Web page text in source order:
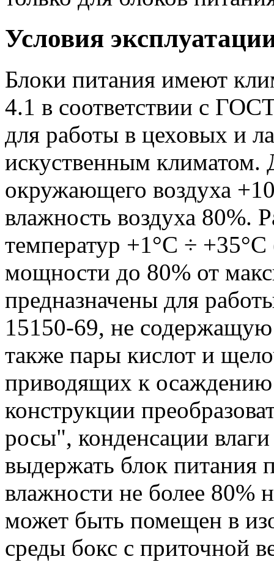
Условия
Блоки питания имеют
4.1 в соответствии с
для работы в цеховых и
искуственным климатом.
окружающего воздуха
влажность воздуха 80%.
температур +1°С ÷
мощности до 80% от
предназначены для
15150-69, не
также пары кислот и
приводящих к осаждению
конструкции
росы", конденсации
выдержать блок питания
влажности не более 80%
может быть помещен в
среды бокс с приточной